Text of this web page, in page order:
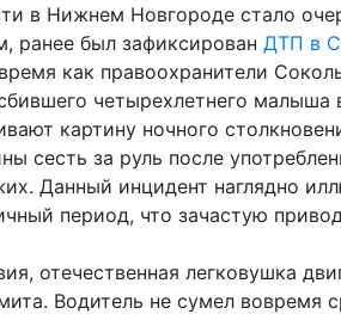
в Нижнем Новгороде стало
ранее был зафиксирован ДТП в
как правоохранители
четырехлетнего малыша
картину ночного
сесть за руль после
Данный инцидент наглядно
период, что зачастую
отечественная легковушка
Водитель не сумел вовремя